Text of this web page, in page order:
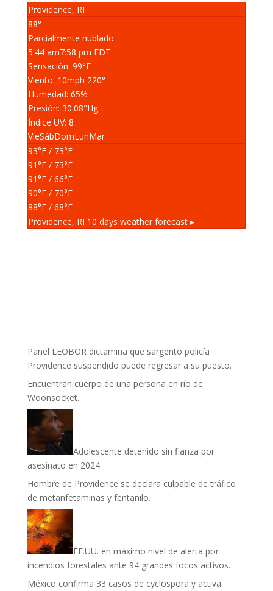
Providence, RI
88°
Parcialmente nublado
5:44 am7:58 pm EDT
Sensación: 99°F
Viento: 10mph 220°
Humedad: 65%
Presión: 30.08"Hg
Índice UV: 8
VieSábDomLunMar
93°F/ 73°F
91°F/ 73°F
91°F/ 66°F
90°F/ 70°F
88°F/ 68°F
Providence, RI 10 days weather forecast ▸
Panel LEOBOR dictamina que sargento policía
Providence suspendido puede regresar a su puesto.
Encuentran cuerpo de una persona en río de
Woonsocket.
Adolescente detenido sin fianza por
asesinato en 2024.
Hombre de Providence se declara culpable de tráfico
de metanfetaminas y fentanilo.
EE.UU. en máximo nivel de alerta por
incendios forestales ante 94 grandes focos activos.
México confirma 33 casos de cyclospora y activa